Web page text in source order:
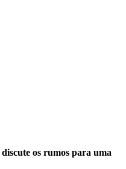
os rumos para uma